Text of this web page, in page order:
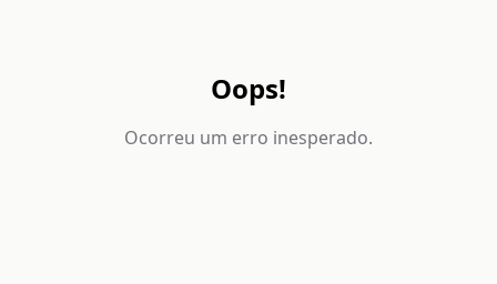
Oops!
Ocorreu um erro inesperado.